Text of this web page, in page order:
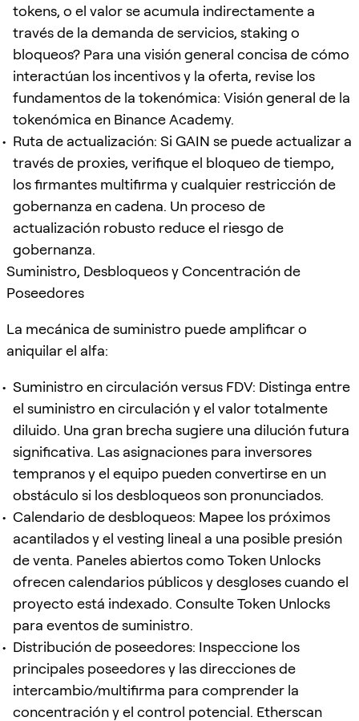
tokens, o el valor se acumula indirectamente a
través de la demanda de servicios, staking o
bloqueos? Para una visión general concisa de cómo
interactúan los incentivos y la oferta, revise los
fundamentos de la tokenómica: Visión general de la
tokenómica en Binance Academy.
Ruta de actualización: Si GAIN se puede actualizar a
través de proxies, verifique el bloqueo de tiempo,
los firmantes multifirma y cualquier restricción de
gobernanza en cadena. Un proceso de
actualización robusto reduce el riesgo de
gobernanza.
Suministro, Desbloqueos y Concentración de
Poseedores
La mecánica de suministro puede amplificar o
aniquilar el alfa:
Suministro en circulación versus FDV: Distinga entre
el suministro en circulación y el valor totalmente
diluido. Una gran brecha sugiere una dilución futura
significativa. Las asignaciones para inversores
tempranos y el equipo pueden convertirse en un
obstáculo si los desbloqueos son pronunciados.
Calendario de desbloqueos: Mapee los próximos
acantilados y el vesting lineal a una posible presión
de venta. Paneles abiertos como Token Unlocks
ofrecen calendarios públicos y desgloses cuando el
proyecto está indexado. Consulte Token Unlocks
para eventos de suministro.
Distribución de poseedores: Inspeccione los
principales poseedores y las direcciones de
intercambio/multifirma para comprender la
concentración y el control potencial. Etherscan